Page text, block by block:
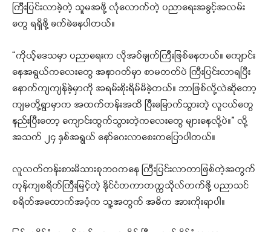
ကြီးပြင်းလာခဲ့တဲ့ သူမအဖို့ လုံလောက်တဲ့ ပညာရေးအခွင့်အလမ်း
တွေ ရရှိဖို့ ခက်ခဲနေပါတယ်။
“ကိုယ့်ဒေသမှာ ပညာရေးက လိုအပ်ချက်ကြီးဖြစ်နေတယ်။ ကျောင်း
နေအရွယ်ကလေးတွေ အနာဂတ်မှာ စာမတတ်ပဲ ကြီးပြင်းလာရပြီး
နောက်ကျကျန်ခဲ့မှာကို အရမ်းစိုးရိမ်မိခဲ့တယ်။ ဘာဖြစ်လို့လဲဆိုတော့
ကျမတို့ရွာမှာက အထက်တန်းအထိ ပြီးမြောက်သွားတဲ့ လူငယ်တွေ
နည်းပြီးတော့ ကျောင်းထွက်သွားတဲ့ကလေးတွေ များနေလို့ပဲ။” လို့
အသက် ၂၄ နှစ်အရွယ် နော်ဂေးလာစေးကပြောပါတယ်။
လူလတ်တန်းစားမိသားစုဘဝကနေ ကြီးပြင်းလာတာဖြစ်တဲ့အတွက်
ကုန်ကျစရိတ်ကြီးမြင့်တဲ့ နိုင်ငံတကာတက္ကသိုလ်တက်ဖို့ ပညာသင်
စရိတ်အထောက်အပံ့က သူ့အတွက် အဓိက အားကိုးရာပါ။